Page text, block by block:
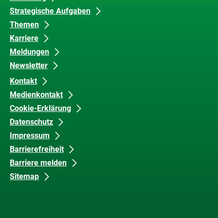
Strategische Aufgaben
Themen
Karriere
Meldungen
Newsletter
Barrierefreiheit
Kontakt
Medienkontakt
Cookie-Erklärung
Datenschutz
Impressum
Barrierefreiheit
Barriere melden
Sitemap